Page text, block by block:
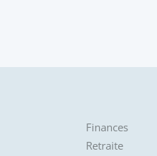
Finances
Retraite